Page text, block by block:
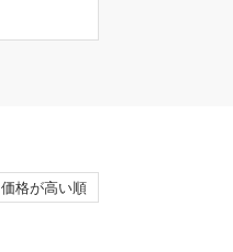
価格が高い順